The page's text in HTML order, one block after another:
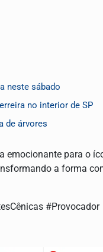
neste sábado
no interior de SP
de árvores
emocionante para o
a forma
#Provocador